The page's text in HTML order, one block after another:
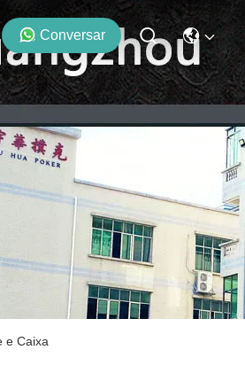
Conversar
e Caixa